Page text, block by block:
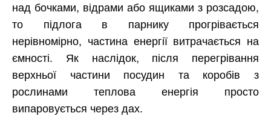
над бочками, відрами або ящиками з розсадою,
то підлога в парнику прогрівається
нерівномірно, частина енергії витрачається на
ємності. Як наслідок, після перегрівання
верхньої частини посудин та коробів з
рослинами теплова енергія просто
випаровується через дах.